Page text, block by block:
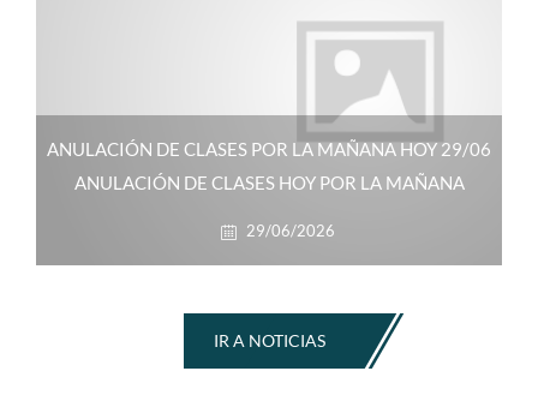
ANULACIÓN DE CLASES POR LA MAÑANA HOY 29/06
ANULACIÓN DE CLASES HOY POR LA MAÑANA
29/06/2026
IR A NOTICIAS